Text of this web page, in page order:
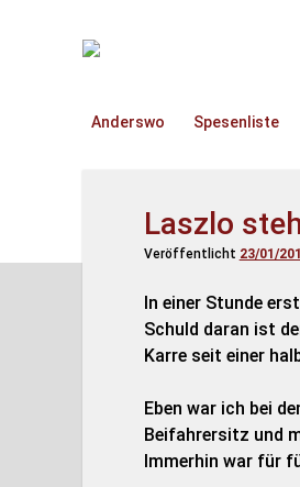
TruckOnline.de
Anderswo Spesenliste
Laszlo
Veröffentlicht 23/01/
In einer Stunde
Schuld daran ist
Karre seit einer
Eben war ich bei
Beifahrersitz und
Immerhin war für